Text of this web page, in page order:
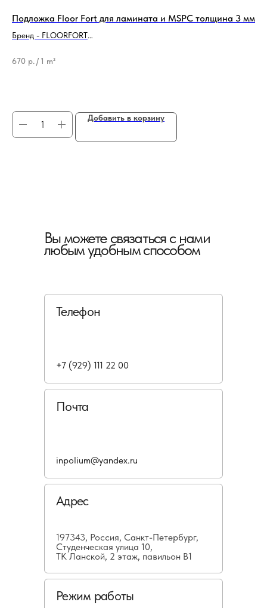
Подложка Floor Fort для ламината и MSPC толщина 3 мм
Бренд - FLOORFORT
670 р. / 1 m²
Добавить в корзину
Вы можете связаться с нами
любым удобным способом
Телефон
Почта
Адрес
197343, Россия, Санкт-Петербург,
Студенческая улица 10,
ТК Ланской, 2 этаж, павильон В1
Режим работы
+7 (929) 111 22 00
inpolium@yandex.ru